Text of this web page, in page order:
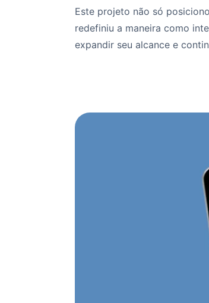
Este projeto não só
redefiniu a maneira como
expandir seu alcance e